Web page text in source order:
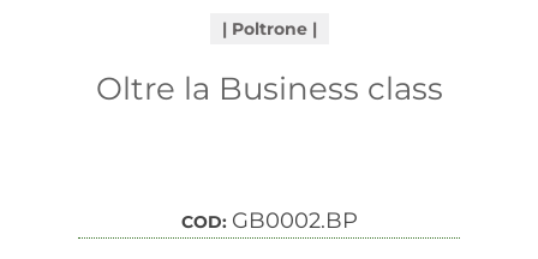
Poltrone
Oltre la Business class
COD: GB0002.BP